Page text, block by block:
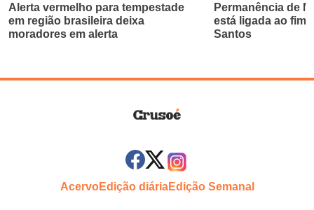
Alerta vermelho para tempestade
em região brasileira deixa
moradores em alerta
Permanência de
está ligada ao fim
Santos
AcervoEdição diáriaEdição Semanal